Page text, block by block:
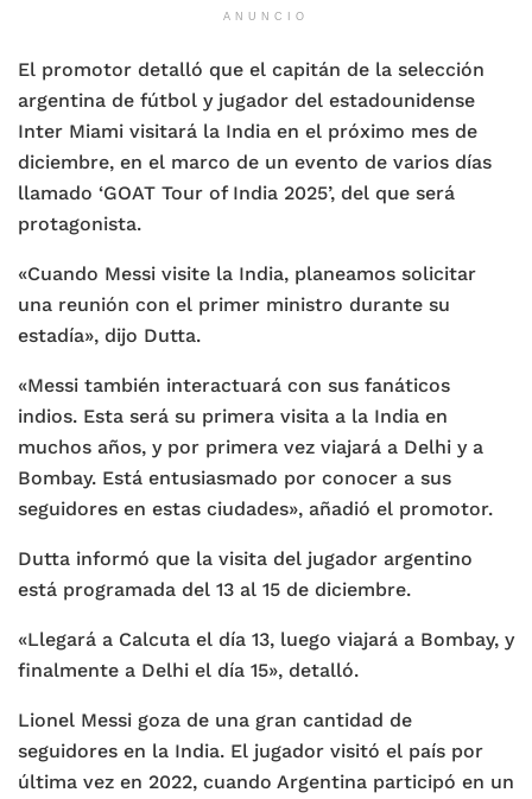
ANUNCIO
El promotor detalló que el capitán de la selección
argentina de fútbol y jugador del estadounidense
Inter Miami visitará la India en el próximo mes de
diciembre, en el marco de un evento de varios días
llamado ‘GOAT Tour of India 2025’, del que será
protagonista.
«Cuando Messi visite la India, planeamos solicitar
una reunión con el primer ministro durante su
estadía», dijo Dutta.
«Messi también interactuará con sus fanáticos
indios. Esta será su primera visita a la India en
muchos años, y por primera vez viajará a Delhi y a
Bombay. Está entusiasmado por conocer a sus
seguidores en estas ciudades», añadió el promotor.
Dutta informó que la visita del jugador argentino
está programada del 13 al 15 de diciembre.
«Llegará a Calcuta el día 13, luego viajará a Bombay, y
finalmente a Delhi el día 15», detalló.
Lionel Messi goza de una gran cantidad de
seguidores en la India. El jugador visitó el país por
última vez en 2022, cuando Argentina participó en un